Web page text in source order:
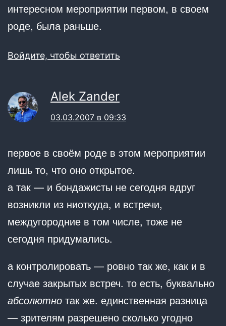
интересном мероприятии первом, в своем
роде, была раньше.
Войдите, чтобы ответить
Alek Zander
03.03.2007 в 09:33
первое в своём роде в этом мероприятии
лишь то, что оно открытое.
а так — и бондажисты не сегодня вдруг
возникли из ниоткуда, и встречи,
междугородние в том числе, тоже не
сегодня придумались.
а контролировать — ровно так же, как и в
случае закрытых встреч. то есть, буквально
абсолютно так же. единственная разница
— зрителям разрешено сколько угодно